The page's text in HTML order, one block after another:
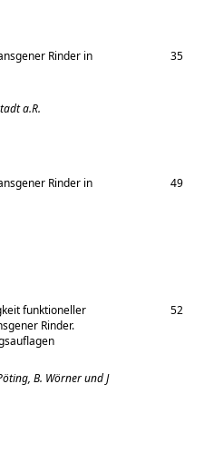
Rinder in
35
a.R.
Rinder in
49
funktioneller
Rinder.
52
B. Wörner und J